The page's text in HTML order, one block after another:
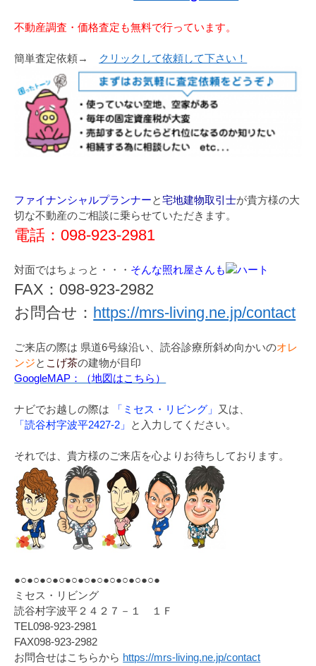
不動産調査・価格査定も無料で行っています。
簡単査定依頼→ クリックして依頼して下さい！
ファイナンシャルプランナーと宅地建物取引士が貴方様の大
切な不動産のご相談に乗らせていただきます。
電話：098-923-2981
対面ではちょっと・・・ そんな照れ屋さんも
FAX：098-923-2982
お問合せ： https://mrs-living.ne.jp/contact
ご来店の際は 県道6号線沿い、読谷診療所斜め向かいのオレ
ンジと こげ茶の建物が目印
GoogleMAP：（地図はこちら）
ナビでお越しの際は 「ミセス・リビング」
又は、
「読谷村字波平2427-2」
と入力してください。
それでは、貴方様のご来店を心よりお待ちしております。
●○●○●○●○●○●○●○●○●○●○●○●
ミセス・リビング
読谷村字波平２４２７－１ １Ｆ
TEL098-923-2981
FAX098-923-2982
お問合せはこちらから https://mrs-living.ne.jp/contact